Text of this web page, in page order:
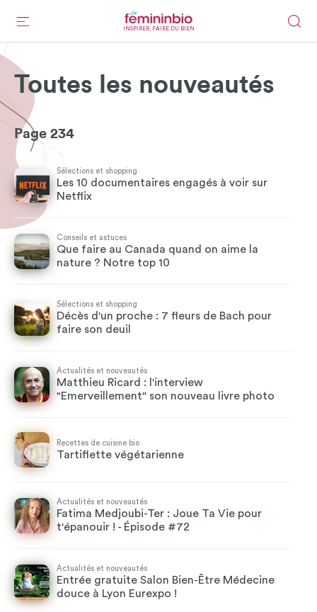
INSPIRER, FAIRE DU BIEN
Toutes les nouveautés
Page 234
Sélections et shopping
Les 10 documentaires engagés à voir sur
Netflix
Conseils et astuces
Que faire au Canada quand on aime la
nature ? Notre top 10
Sélections et shopping
Décès d'un proche : 7 fleurs de Bach pour
faire son deuil
Actualités et nouveautés
Matthieu Ricard : l'interview
"Emerveillement" son nouveau livre photo
Recettes de cuisine bio
Tartiflette végétarienne
Actualités et nouveautés
Fatima Medjoubi-Ter : Joue Ta Vie pour
t'épanouir ! - Épisode #72
Actualités et nouveautés
Entrée gratuite Salon Bien-Être Médecine
douce à Lyon Eurexpo !